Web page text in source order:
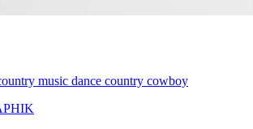
music dance country cowboy